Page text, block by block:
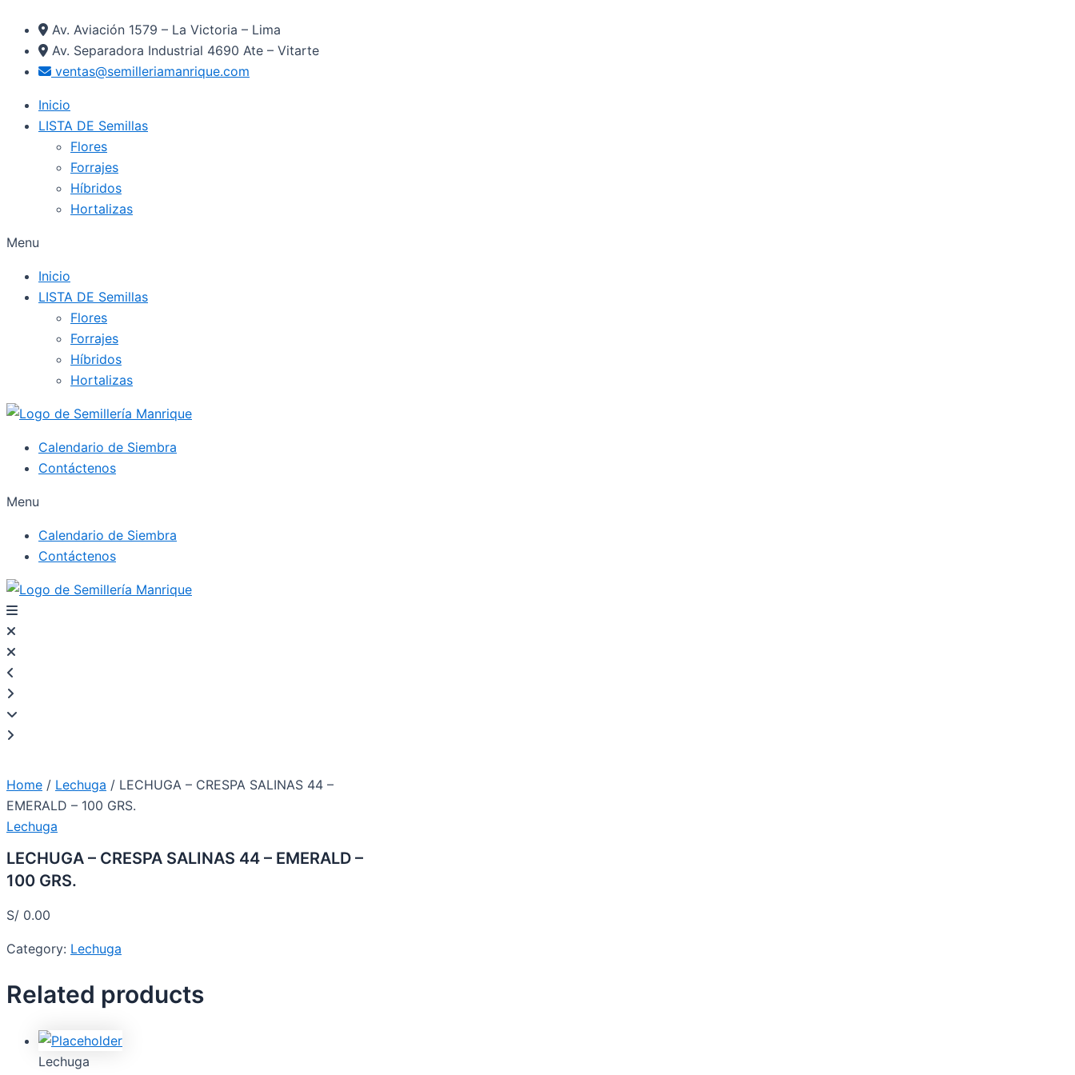
contenido
Av. Aviación 1579 – La Victoria – Lima
Av. Separadora Industrial 4690 Ate – Vitarte
ventas@semilleriamanrique.com
Inicio
LISTA DE Semillas
Flores
Forrajes
Híbridos
Hortalizas
Menu
Inicio
LISTA DE Semillas
Flores
Forrajes
Híbridos
Hortalizas
Calendario de Siembra
Contáctenos
Menu
Calendario de Siembra
Contáctenos
Home / Lechuga / LECHUGA – CRESPA SALINAS 44 –
EMERALD – 100 GRS.
Lechuga
LECHUGA – CRESPA SALINAS 44 – EMERALD –
100 GRS.
S/ 0.00
Category: Lechuga
Related products
Lechuga